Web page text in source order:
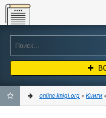
Online-knigi.org
online-knigi.org » Книги